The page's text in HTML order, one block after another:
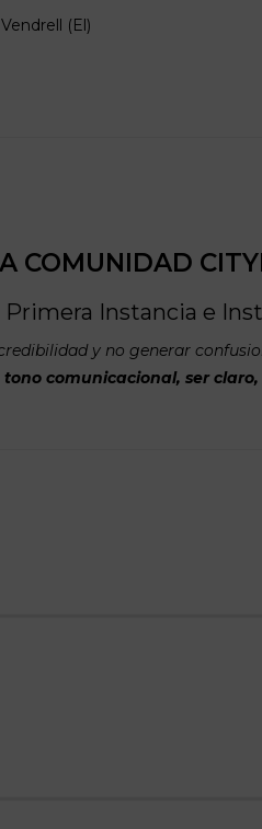
Vendrell (El)
COMUNIDAD
Primera Instancia e
y no generar
comunicacional, ser